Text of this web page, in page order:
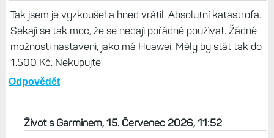
Tak jsem je vyzkoušel a hned vrátil. Absolutní katastrofa.
Sekají se tak moc, že se nedají pořádně používat. Žádné
možnosti nastavení, jako má Huawei. Měly by stát tak do
1.500 Kč. Nekupujte
Odpovědět
Život s Garminem, 15. Červenec 2026, 11:52